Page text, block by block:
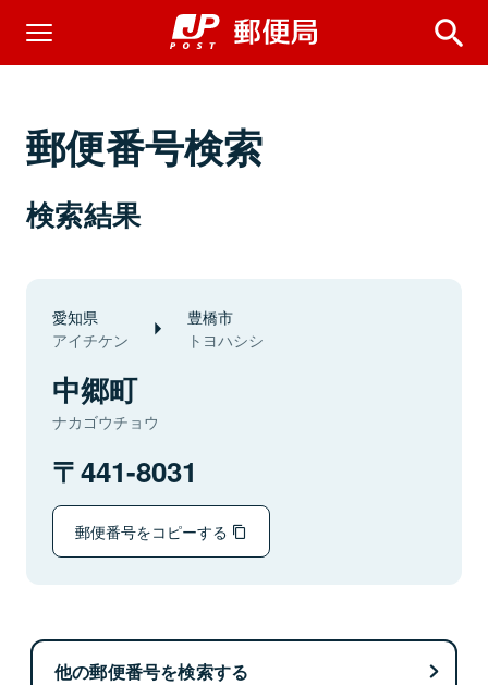
郵便番号検索
検索結果
愛知県
アイチケン
豊橋市
トヨハシシ
中郷町
ナカゴウチョウ
441-8031
郵便番号をコピーする
他の郵便番号を検索する